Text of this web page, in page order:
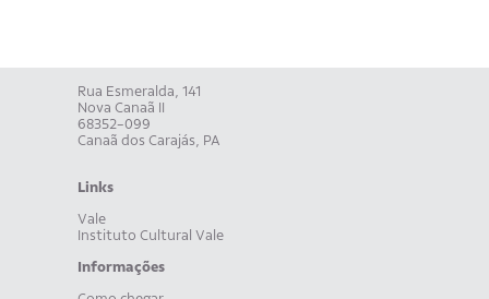
Rua Esmeralda, 141
Nova Canaã II
68352-099
Canaã dos Carajás, PA
Links
Vale
Instituto Cultural Vale
Informações